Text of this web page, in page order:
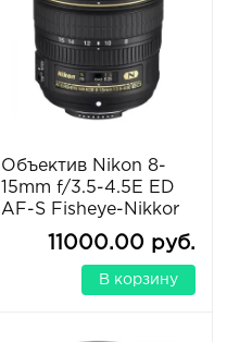
Объектив Nikon 8-
15mm f/3.5-4.5E ED
AF-S Fisheye-Nikkor
11000.00 руб.
В корзину